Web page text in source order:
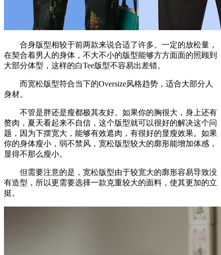
合身版型相较于前两款来说合适了许多。一定的放松量，
在契合着男人的身体，不大不小的版型能够方方面面的照顾到
大部分体型，这样的白Tee版型不容易出差错。
而宽松版型符合当下的Oversize风格趋势，适合大部分人
身材。
不管是胖还是瘦都极其友好。如果你的胸很大，身上还有
赘肉，夏天看起来不自信，这个版型就可以很好的解决这个问
题，因为下摆宽大，能够有效遮肉，有很好的显瘦效果。如果
你的身体瘦小，弱不禁风，宽松版型较大的廓形能增加体感，
显得不那么瘦小。
但需要注意的是，宽松版型由于较宽大的廓形容易导致没
有造型，所以更需要选择一款克重较大的面料，使其更加的立
挺。